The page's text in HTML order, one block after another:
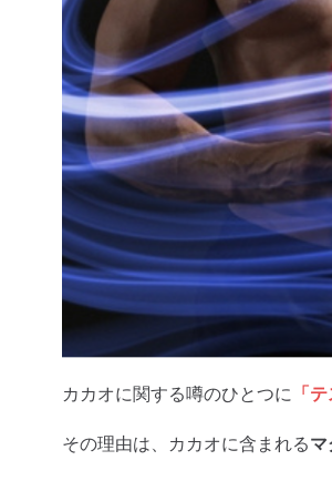
カカオに関する噂のひとつに 「
その理由は、カカオに含まれるマ